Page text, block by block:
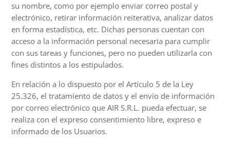
su nombre, como por ejemplo enviar correo postal y
electrónico, retirar información reiterativa, analizar datos
en forma estadística, etc. Dichas personas cuentan con
acceso a la información personal necesaria para cumplir
con sus tareas y funciones, pero no pueden utilizarla con
fines distintos a los estipulados.
En relación a lo dispuesto por el Artículo 5 de la Ley
25.326, el tratamiento de datos y el envío de información
por correo electrónico que AIR S.R.L. pueda efectuar, se
realiza con el expreso consentimiento libre, expreso e
informado de los Usuarios.